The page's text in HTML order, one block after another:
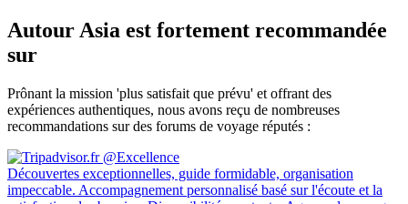
Autour Asia est fortement recommandée
sur
Prônant la mission 'plus satisfait que prévu' et offrant des
expériences authentiques, nous avons reçu de nombreuses
recommandations sur des forums de voyage réputés :
Découvertes exceptionnelles, guide formidable, organisation
impeccable. Accompagnement personnalisé basé sur l'écoute et la